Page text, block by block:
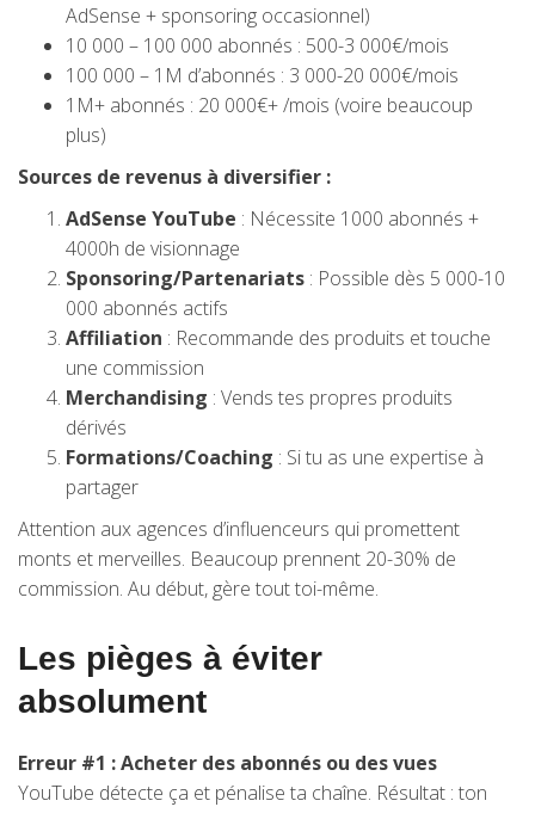
AdSense + sponsoring occasionnel)
10 000 – 100 000 abonnés : 500-3 000€/mois
100 000 – 1M d’abonnés : 3 000-20 000€/mois
1M+ abonnés : 20 000€+ /mois (voire beaucoup
plus)
Sources de revenus à diversifier :
AdSense YouTube : Nécessite 1000 abonnés +
4000h de visionnage
Sponsoring/Partenariats : Possible dès 5 000-10
000 abonnés actifs
Affiliation : Recommande des produits et touche
une commission
Merchandising : Vends tes propres produits
dérivés
Formations/Coaching : Si tu as une expertise à
partager
Attention aux agences d’influenceurs qui promettent
monts et merveilles. Beaucoup prennent 20-30% de
commission. Au début, gère tout toi-même.
Les pièges à éviter
absolument
Erreur #1 : Acheter des abonnés ou des vues
YouTube détecte ça et pénalise ta chaîne. Résultat : ton